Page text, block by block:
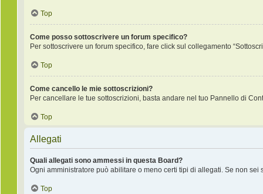
Top
Come posso sottoscrivere un forum specifico?
Per sottoscrivere un forum specifico, fare click sul collegamento
Top
Come cancello le mie sottoscrizioni?
Per cancellare le tue sottoscrizioni, basta andare nel tuo Pannello di
Top
Allegati
Quali allegati sono ammessi in questa Board?
Ogni amministratore può abilitare o meno certi tipi di allegati. Se non
Top